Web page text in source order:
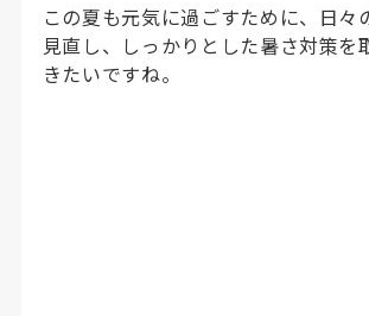
この夏も元気に過ごすために、日々
見直し、しっかりとした暑さ対策を
きたいですね。